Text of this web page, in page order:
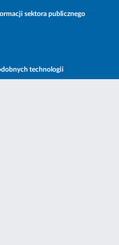
sektora publicznego
technologii